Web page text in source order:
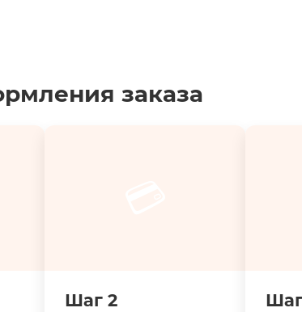
заказа
Шаг 2